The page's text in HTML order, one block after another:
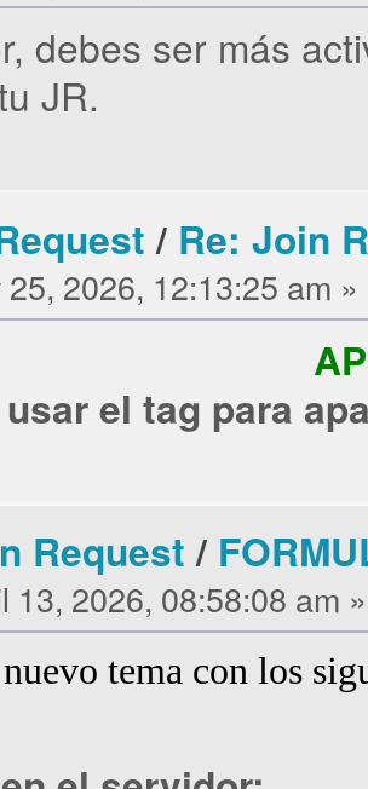
debes ser más
JR.
/ Re: Join
2026, 12:13:25 am »
el tag para
Request/
13, 2026, 08:58:08 am »
tema con los